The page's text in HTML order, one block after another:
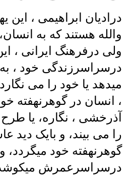
درادیان ابراهیمی ، این
والله هستند که به
ولی درفرهنگ ایرانی ،
درسراسرزندگی خود ،
میدهد یا خود را می
، انسان در گوهرنهفته
آذرخشی ، نگاره، یا
را می بیند، و بایک دید
گوهرنهفته خود میگردد، و
درسراسرعمرش